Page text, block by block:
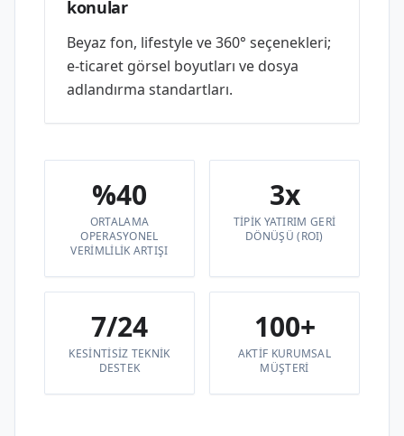
konular
Beyaz fon, lifestyle ve 360° seçenekleri;
e-ticaret görsel boyutları ve dosya
adlandırma standartları.
%40
ORTALAMA
OPERASYONEL
VERIMLILIK ARTIŞI
3x
TIPIK YATIRIM GERI
DÖNÜŞÜ (ROI)
7/24
KESINTISIZ TEKNIK
DESTEK
100+
AKTIF KURUMSAL
MÜŞTERI